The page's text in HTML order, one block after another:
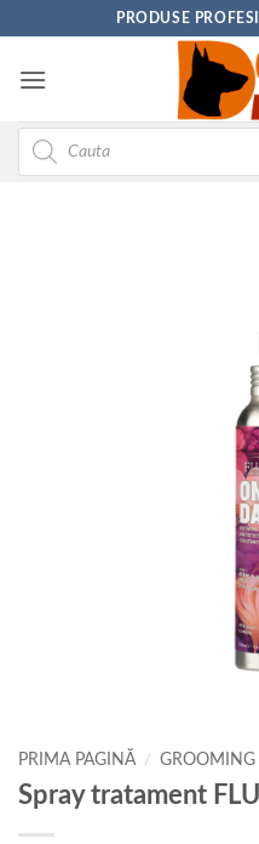
content
PRODUSE
Products
search
PRIMA PAGINĂ / GROOMING
Spray tratament